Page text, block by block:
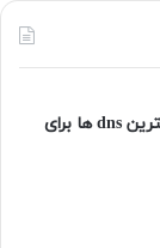
بهترین DNS های پرسرعت و رایگان برای ایران/ بهترین dns ها برای